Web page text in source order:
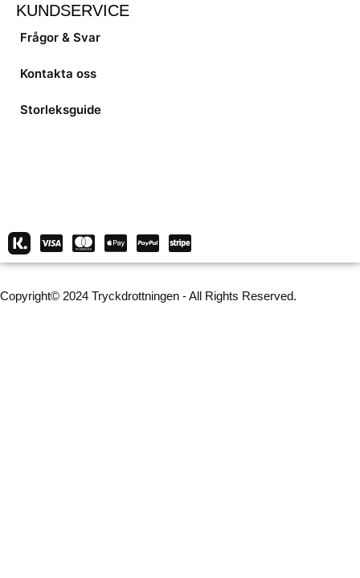
KUNDSERVICE
Frågor & Svar
Kontakta oss
Storleksguide
Copyright© 2024 Tryckdrottningen - All Rights Reserved.